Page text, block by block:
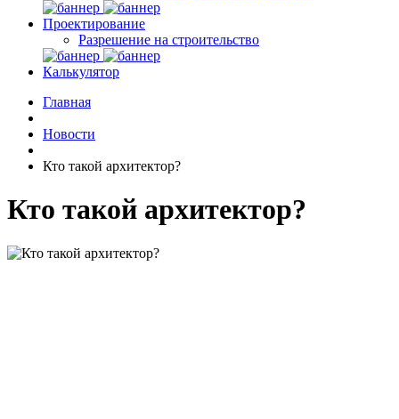
Проектирование
Разрешение на строительство
Калькулятор
Главная
Новости
Кто такой архитектор?
Кто такой архитектор?